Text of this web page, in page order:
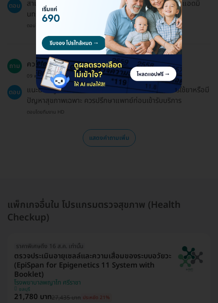
ตอบ
สามารถจองให้คนอื่นได้ โดยแจ้งชื่อผู้ที่จะรับบริการให้กับแอดมิ
นทราบ
ตอบโดยทีมงาน HD
ถาม ควรเตรียมตัวอย่างไรบ้างก่อนเข้ารับบริการ?
09 พ.ย. 2024
ตอบ
แนะนำให้ผู้เข้ารับบริการนัดหมายล่วงหน้า และหากมีการใช้ยาหรือมี
ปัญหาสุขภาพเฉพาะ ควรปรึกษาแพทย์ก่อนเข้ารับบริการ
ตอบโดยทีมงาน HD
แสดงคำถามเพิ่ม
แพ็กเกจอื่นใน โปรแกรมตรวจสุขภาพ (Health
Checkup)
ราคาพิเศษถึง 16 ส.ค. เท่านั้น
ตรวจประเมินอายุเซลล์และความเสื่อมของระบบอวัยวะ
(EpiSpan for Epigenetics 11 System with
Booklet)
โรงพยาบาลพญาไท ศรีราชา
ชลบุรี
21,780 บาท27,435 บาท ประหยัด 21%